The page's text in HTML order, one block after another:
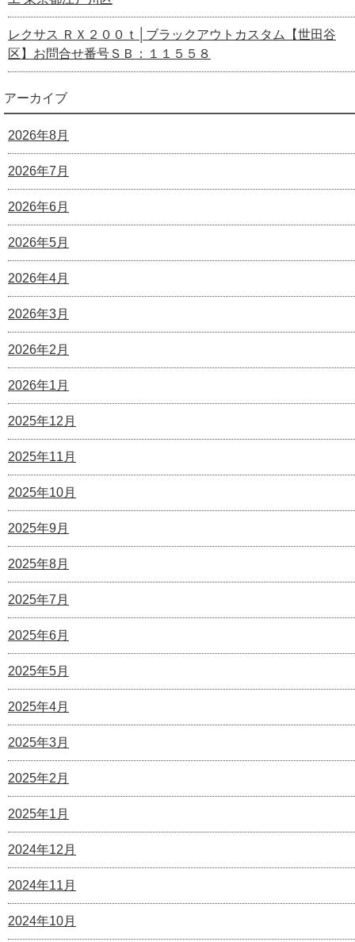
レクサス ＲＸ２００ｔ│ブラックアウトカスタム【世田谷
区】お問合せ番号ＳＢ：１１５５８
アーカイブ
2026年8月
2026年7月
2026年6月
2026年5月
2026年4月
2026年3月
2026年2月
2026年1月
2025年12月
2025年11月
2025年10月
2025年9月
2025年8月
2025年7月
2025年6月
2025年5月
2025年4月
2025年3月
2025年2月
2025年1月
2024年12月
2024年11月
2024年10月